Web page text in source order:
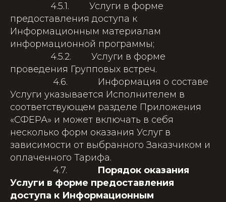
4.5.1. Услуги в форме
предоставления доступа к
Информационным материалам
информационной программы;
4.5.2. Услуги в форме
проведения Групповых встреч.
4.6. Информация о составе
Услуги указывается Исполнителем в
соответствующем разделе Приложения
«СФЕРА» и может включать в себя
несколько форм оказания Услуг в
зависимости от выбранного Заказчиком и
оплаченного Тарифа.
4.7. Порядок оказания
Услуги в форме предоставления
доступа к Информационным